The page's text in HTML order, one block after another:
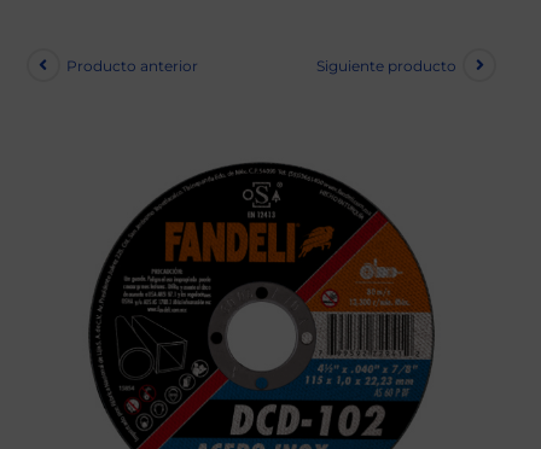
Producto anterior Siguiente producto